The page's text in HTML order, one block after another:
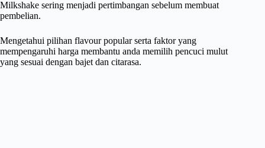
Milkshake sering menjadi pertimbangan sebelum membuat
pembelian.
Mengetahui pilihan flavour popular serta faktor yang
mempengaruhi harga membantu anda memilih pencuci mulut
yang sesuai dengan bajet dan citarasa.